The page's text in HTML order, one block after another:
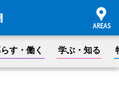
す・働く 学ぶ・知る